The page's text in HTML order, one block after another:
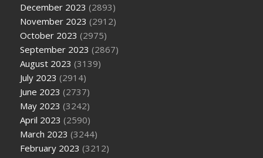
December 2023 (2893)
November 2023 (2912)
October 2023 (2975)
September 2023 (2867)
August 2023 (3139)
July 2023 (2914)
June 2023 (2737)
May 2023 (3242)
April 2023 (2590)
March 2023 (3244)
February 2023 (3212)